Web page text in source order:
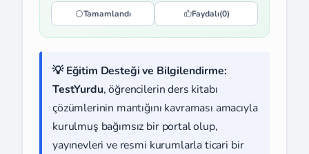
Tamamlandı Faydalı(0)
💡 Eğitim Desteği ve Bilgilendirme:
TestYurdu, öğrencilerin ders kitabı
çözümlerinin mantığını kavraması amacıyla
kurulmuş bağımsız bir portal olup,
yayınevleri ve resmi kurumlarla ticari bir